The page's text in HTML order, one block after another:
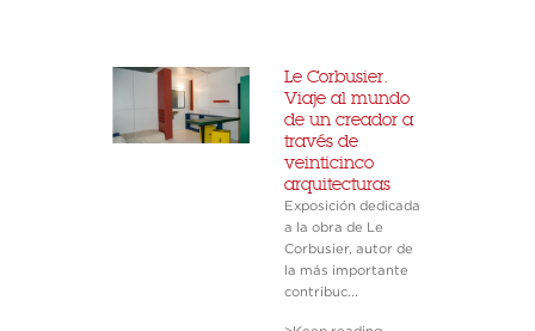
Le Corbusier.
Viaje al mundo
de un creador a
través de
veinticinco
arquitecturas
Exposición dedicada
a la obra de Le
Corbusier, autor de
la más importante
contribuc...